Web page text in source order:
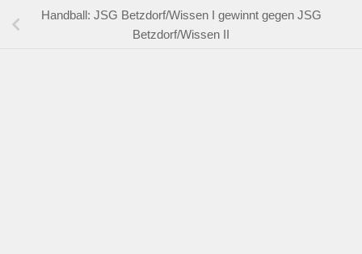
Handball: JSG Betzdorf/Wissen I gewinnt gegen JSG
Betzdorf/Wissen II